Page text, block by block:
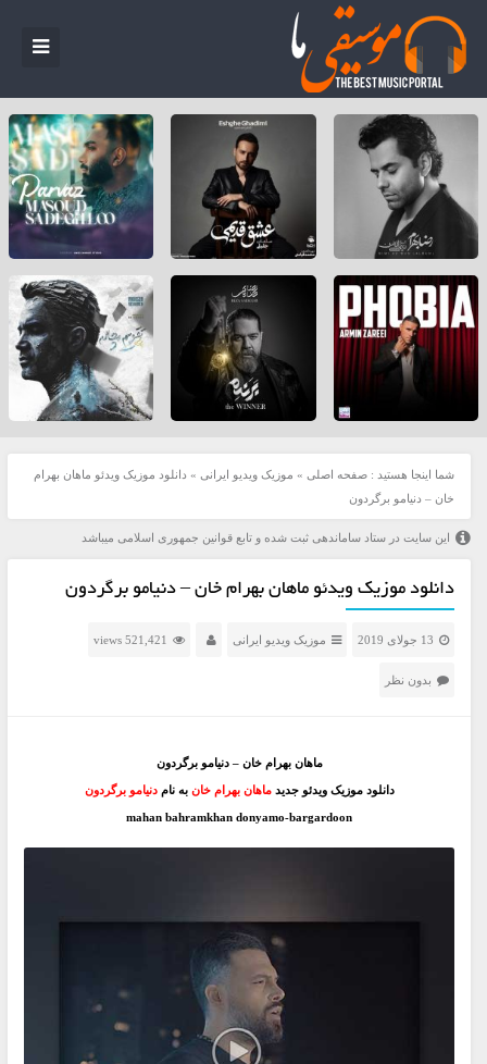
شما اینجا هستید : صفحه اصلی » موزیک ویدیو ایرانی » دانلود موزیک ویدئو ماهان بهرام
خان – دنیامو برگردون
این سایت در ستاد ساماندهی ثبت شده و تابع قوانین جمهوری اسلامی میباشد
دانلود موزیک ویدئو ماهان بهرام خان – دنیامو برگردون
13 جولای 2019 موزیک ویدیو ایرانی 521,421 views
بدون نظر
ماهان بهرام خان – دنیامو برگردون
دانلود موزیک ویدئو جدیدماهان بهرام خان به نامدنیامو برگردون
mahan bahramkhan donyamo-bargardoon